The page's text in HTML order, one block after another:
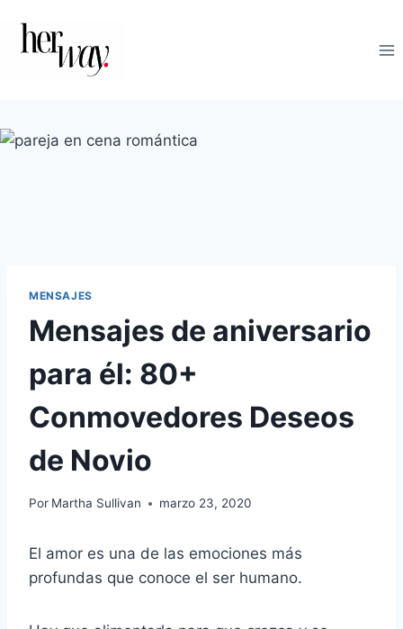
contenido
MENSAJES
Mensajes de aniversario
para él: 80+
Conmovedores Deseos
de Novio
Por Martha Sullivan marzo 23, 2020
El amor es una de las emociones más
profundas que conoce el ser humano.